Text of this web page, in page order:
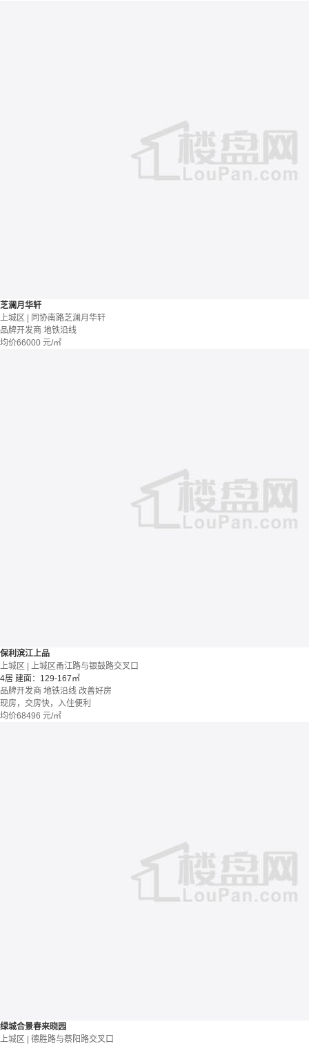
芝澜月华轩
上城区 | 同协南路芝澜月华轩
品牌开发商 地铁沿线
均价66000 元/㎡
保利滨江上品
上城区 | 上城区甬江路与银鼓路交叉口
4居 建面：129-167㎡
品牌开发商 地铁沿线 改善好房
现房，交房快，入住便利
均价68496 元/㎡
绿城合景春来晓园
上城区 | 德胜路与蔡阳路交叉口